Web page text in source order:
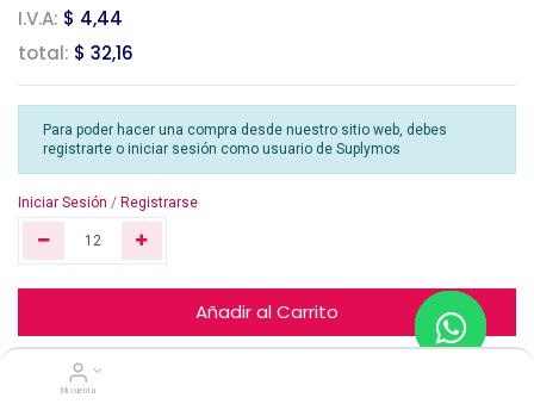
Mi cuenta
I.V.A: $ 4,44
total: $ 32,16
Para poder hacer una compra desde nuestro sitio web, debes
registrarte o iniciar sesión como usuario de Suplymos
Iniciar Sesión / Registrarse
Añadir al Carrito